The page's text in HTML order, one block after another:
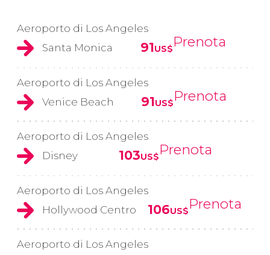
Aeroporto di Los Angeles
Santa Monica
91US$Prenota
Aeroporto di Los Angeles
Venice Beach
91US$Prenota
Aeroporto di Los Angeles
Disney
103US$Prenota
Aeroporto di Los Angeles
Hollywood Centro
106US$Prenota
Aeroporto di Los Angeles